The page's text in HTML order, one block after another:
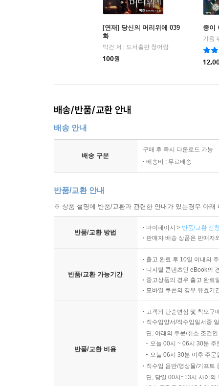
[연재] 당신의 머리위에 039
화
박건 저 | 도서출판 청어람
100원
종이
기욤
배송/반품/교환 안내
배송 안내
배송 구분
구매 후 즉시 다운로드 가능
배송비 : 무료배송
반품/교환 안내
※ 상품 설명에 반품/교환과 관련한 안내가 있는경우 아
반품/교환 방법
마이페이지 > 반품/교환 신
판매자 배송 상품은 판매자
반품/교환 가능기간
출고 완료 후 10일 이내의
디지털 콘텐츠인 eBook의
중고상품의 경우 출고 완료
모바일 쿠폰의 경우 유효기
반품/교환 비용
고객의 단순변심 및 착오구
직수입양서/직수입일서중
단, 아래의 주문/취소 조건
오늘 00시 ~ 06시 30분
오늘 06시 30분 이후 주
직수입 음반/영상물/기프트
단, 당일 00시~13시 사이의